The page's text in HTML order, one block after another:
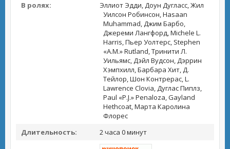
В ролях:
Эллиот Эдди, Доун Дугласс, Жил
Уилсон Робинсон, Hasaan
Muhammad, Джим Барбо,
Джереми Лангфорд, Michele L.
Harris, Пьер Уолтерс, Stephen
«A.M.» Rutland, Тринити Л.
Уильямс, Дэйл Вудсон, Дэррин
Хэмпхилл, Барбара Хит, Д.
Тейлор, Шон Контрерас, L.
Lawrence Clovia, Дуглас Пиплз,
Paul «P.J.» Penaloza, Gayland
Hethcoat, Марта Каролина
Флорес
Длительность:
2 часа 0 минут